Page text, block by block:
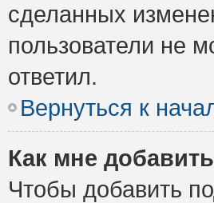
сделанных
пользователи не
ответил.
Вернуться к
Как мне
Чтобы добавить